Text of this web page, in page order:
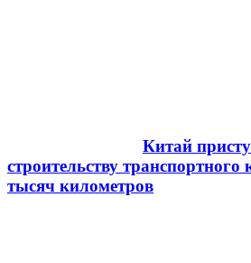
Китай
строительству
тысяч километров